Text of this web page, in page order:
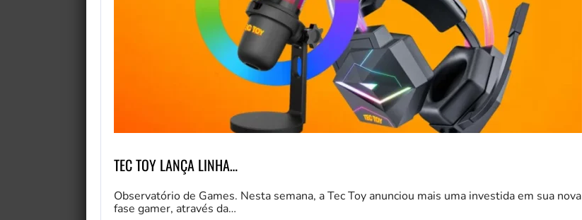
TEC TOY LANÇA LINHA…
Observatório de Games. Nesta semana, a Tec Toy anunciou mais uma investida em sua nova
fase gamer, através da…